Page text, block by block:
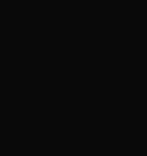
new tab
in a new tab